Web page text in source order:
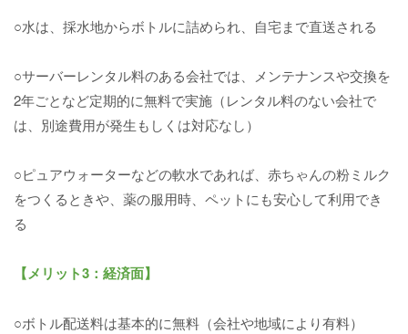
○水は、採水地からボトルに詰められ、自宅まで直送される
○サーバーレンタル料のある会社では、メンテナンスや交換を
2年ごとなど定期的に無料で実施（レンタル料のない会社で
は、別途費用が発生もしくは対応なし）
○ピュアウォーターなどの軟水であれば、赤ちゃんの粉ミルク
をつくるときや、薬の服用時、ペットにも安心して利用でき
る
【メリット3：経済面】
○ボトル配送料は基本的に無料（会社や地域により有料）